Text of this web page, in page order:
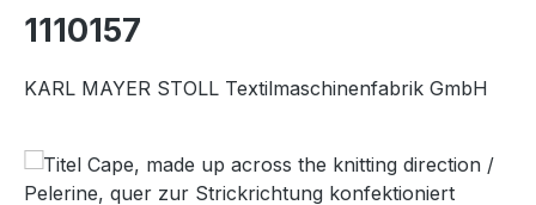
1110157
KARL MAYER STOLL Textilmaschinenfabrik GmbH
Omitir galería de imágenes